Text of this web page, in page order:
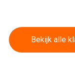
Bekijk alle